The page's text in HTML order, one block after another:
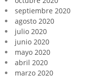
septiembre 2020
agosto 2020
julio 2020
junio 2020
mayo 2020
abril 2020
marzo 2020